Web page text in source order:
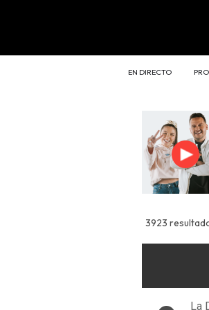
EN DIRECTO
3923
La